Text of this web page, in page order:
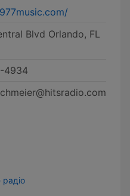
Blvd Orlando, FL
4934